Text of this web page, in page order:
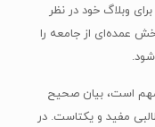
وبلاگ خود در نظر
عمده‌ای از جامعه را
است، بیان صحیح
مفید و یکتاست. در